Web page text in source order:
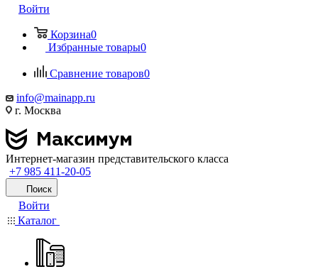
Войти
Корзина0
Избранные товары0
Сравнение товаров0
info@mainapp.ru
г. Москва
Интернет-магазин представительского класса
+7 985 411-20-05
Поиск
Войти
Каталог